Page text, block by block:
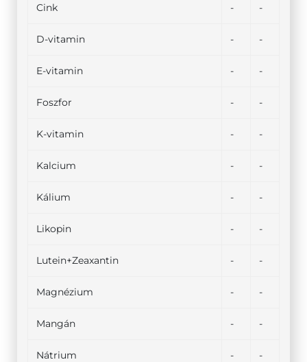
Cink - -
D-vitamin - -
E-vitamin - -
Foszfor - -
K-vitamin - -
Kalcium - -
Kálium - -
Likopin - -
Lutein+Zeaxantin - -
Magnézium - -
Mangán - -
Nátrium - -